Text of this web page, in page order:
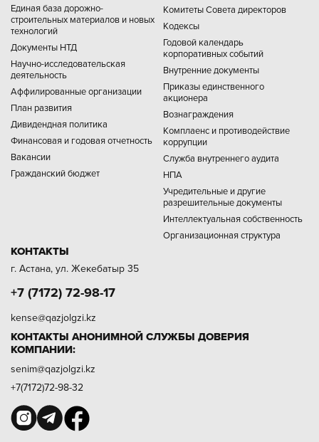
Единая база дорожно-
строительных материалов и новых
технологий
Документы НТД
Научно-исследовательская
деятельность
Аффилированные организации
План развития
Дивидендная политика
Финансовая и годовая отчетность
Вакансии
Гражданский бюджет
Комитеты Совета директоров
Кодексы
Годовой календарь
корпоративных событий
Внутренние документы
Приказы единственного
акционера
Вознаграждения
Комплаенс и противодействие
коррупции
Служба внутреннего аудита
НПА
Учредительные и другие
разрешительные документы
Интеллектуальная собственность
Организационная структура
КОНТАКТЫ
г. Астана, ул. Жекебатыр 35
+7 (7172) 72-98-17
kense@qazjolgzi.kz
КОНТАКТЫ АНОНИМНОЙ СЛУЖБЫ ДОВЕРИЯ
КОМПАНИИ:
senim@qazjolgzi.kz
+7(7172)72-98-32